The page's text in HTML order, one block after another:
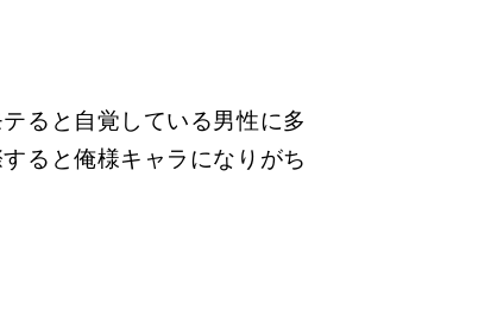
ると自覚している男性に多
ると俺様キャラになりがち